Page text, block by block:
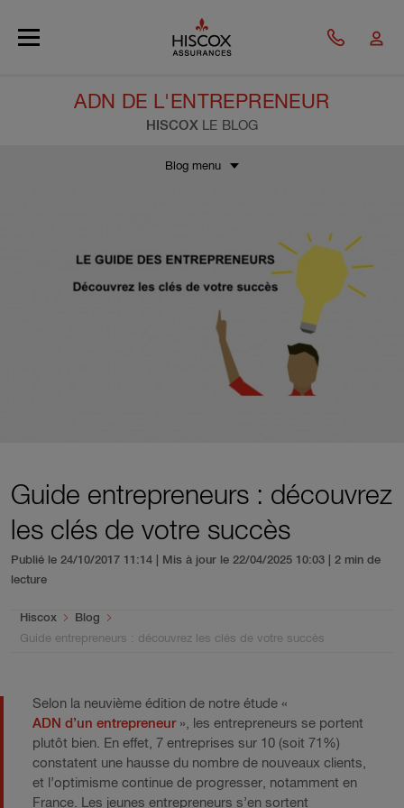
ADN DE L'ENTREPRENEUR
HISCOX LE BLOG
Blog menu
Guide entrepreneurs : découvrez
les clés de votre succès
Publié le 24/10/2017 11:14 | Mis à jour le 22/04/2025 10:03
| 2 min de
lecture
You are here:
Hiscox
Blog
Guide entrepreneurs : découvrez les clés de votre succès
Selon la neuvième édition de notre étude «
ADN d’un entrepreneur », les entrepreneurs se portent
plutôt bien. En effet, 7 entreprises sur 10 (soit 71%)
constatent une hausse du nombre de nouveaux clients,
et l’optimisme continue de progresser, notamment en
France. Les jeunes entrepreneurs s’en sortent